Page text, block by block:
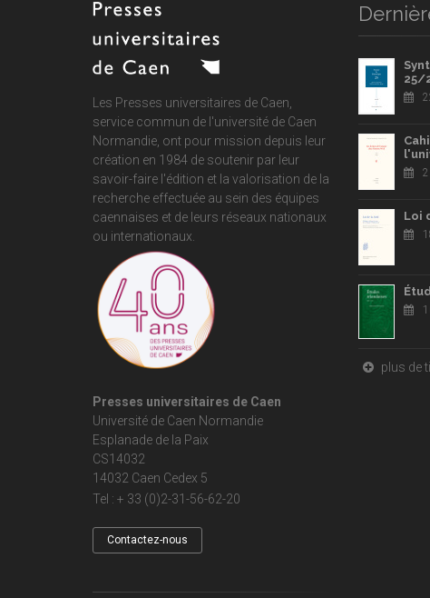
Les Presses universitaires de Caen,
service commun de l'université de Caen
Normandie, ont pour mission depuis leur
création en 1984 de soutenir par leur
savoir-faire l'édition et la valorisation de la
recherche effectuée au sein des équipes
caennaises et de leurs réseaux nationaux
ou internationaux.
Presses universitaires de Caen
Université de Caen Normandie
Esplanade de la Paix
CS14032
14032 Caen Cedex 5
Tel : + 33 (0)2-31-56-62-20
Contactez-nous
25/
Loi
plus de